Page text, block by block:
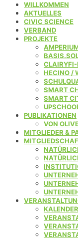
WILLKOMMEN
AKTUELLES
CIVIC SCIENCE
VERBAND
PROJEKTE
CLAIRYFI-
HECINO /
SMART
SMART
PUBLIKATIONEN
VON
MITGLIEDER &
KALENDER